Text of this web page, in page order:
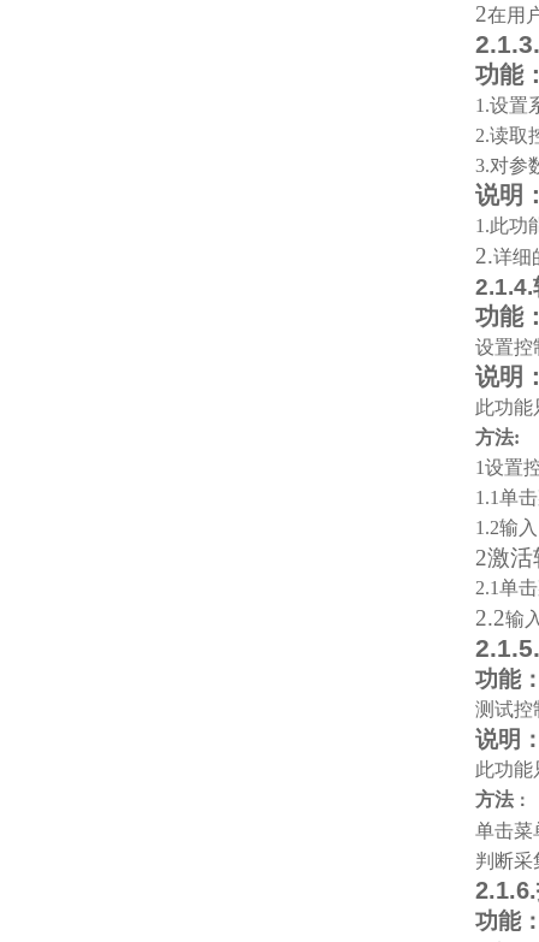
2在用
2.1.3.
功能
1.设置
2.读取
3.对参
说明
1.此功
2.详细
2.1.4.
功能
设置控
说明
此功能
方法:
1设置
1.1单
1.2输
2激活
2.1单
2.2输
2.1.5.
功能
测试控
说明
此功能
方法 ：
单击菜
判断采
2.1.6.
功能